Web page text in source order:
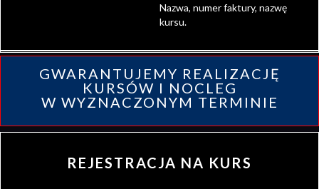
Nazwa, numer faktury, nazwę
kursu.
GWARANTUJEMY REALIZACJĘ
KURSÓW I NOCLEG
W WYZNACZONYM TERMINIE
REJESTRACJA NA KURS